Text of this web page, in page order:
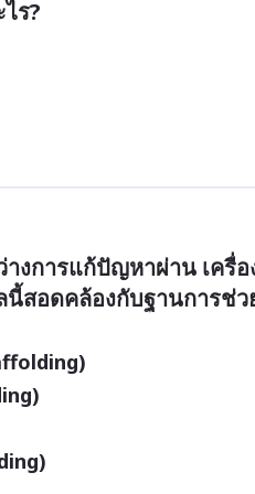
ร?
งการแก้ปัญหาผ่าน เครื่อ
สอดคล้องกับฐานการช่ว